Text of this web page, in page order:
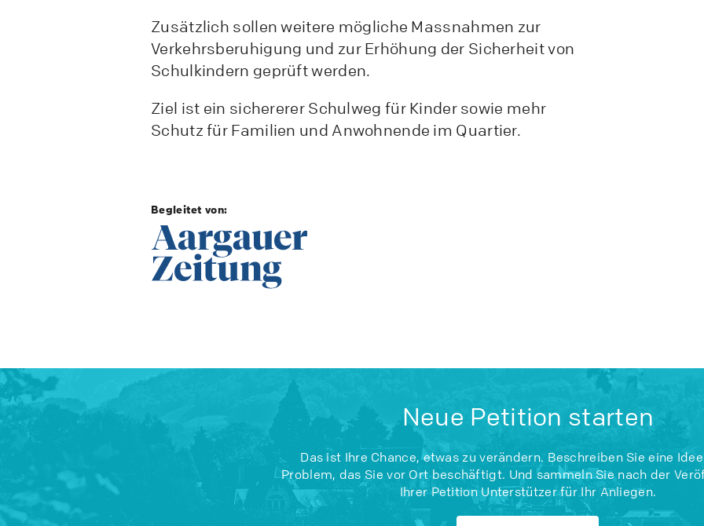
Zusätzlich sollen weitere mögliche Massnahmen zur
Verkehrsberuhigung und zur Erhöhung der Sicherheit von
Schulkindern geprüft werden.
Ziel ist ein sichererer Schulweg für Kinder sowie mehr
Schutz für Familien und Anwohnende im Quartier.
Begleitet von:
Neue Petition starten
Das ist Ihre Chance, etwas zu verändern. Beschreiben Sie eine
Problem, das Sie vor Ort beschäftigt. Und sammeln Sie nach der
Ihrer Petition Unterstützer für Ihr Anliegen.